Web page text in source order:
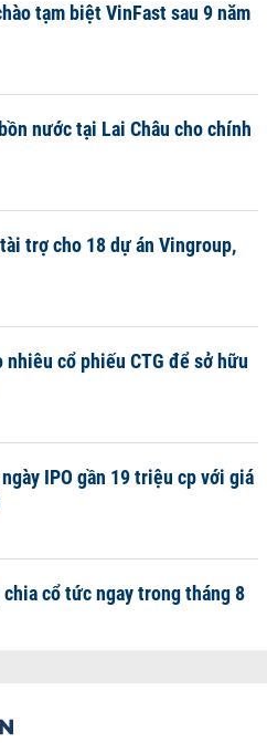
tạm biệt VinFast sau 9 năm
nước tại Lai Châu cho chính
trợ cho 18 dự án Vingroup,
nhiêu cổ phiếu CTG để sở hữu
IPO gần 19 triệu cp với giá
cổ tức ngay trong tháng 8